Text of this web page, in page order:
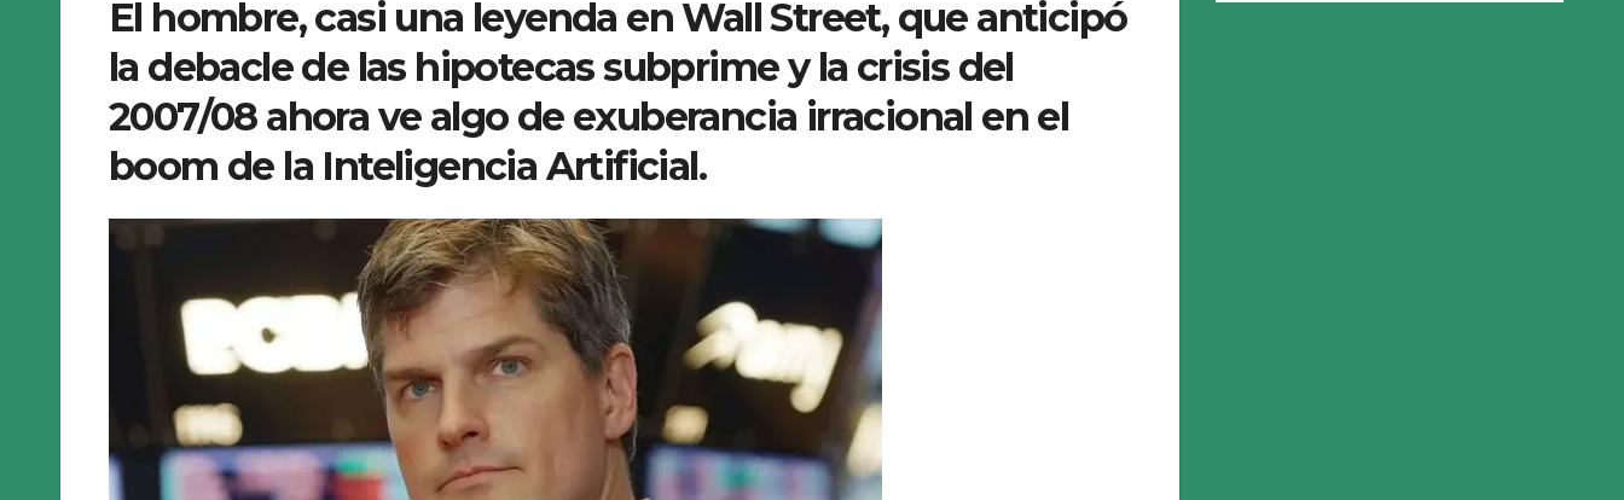
El hombre, casi una leyenda en Wall Street, que anticipó
la debacle de las hipotecas subprime y la crisis del
2007/08 ahora ve algo de exuberancia irracional en el
boom de la Inteligencia Artificial.